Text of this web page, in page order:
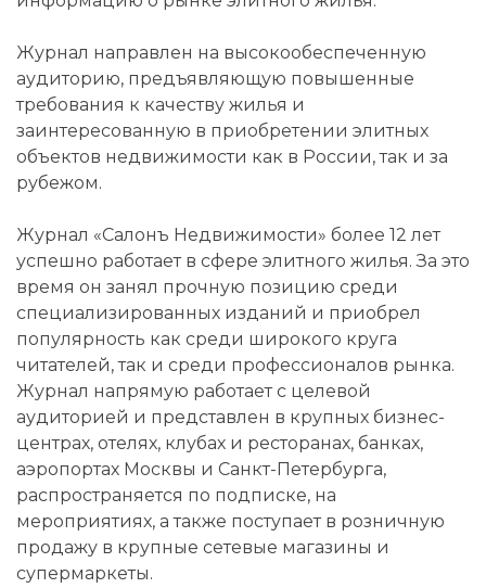
Журнал направлен на высокообеспеченную
аудиторию, предъявляющую повышенные
требования к качеству жилья и
заинтересованную в приобретении элитных
объектов недвижимости как в России, так и за
рубежом.
Журнал «Cалонъ Недвижимости» более 12 лет
успешно работает в сфере элитного жилья. За это
время он занял прочную позицию среди
специализированных изданий и приобрел
популярность как среди широкого круга
читателей, так и среди профессионалов рынка.
Журнал напрямую работает с целевой
аудиторией и представлен в крупных бизнес-
центрах, отелях, клубах и ресторанах, банках,
аэропортах Москвы и Санкт-Петербурга,
распространяется по подписке, на
мероприятиях, а также поступает в розничную
продажу в крупные сетевые магазины и
супермаркеты.